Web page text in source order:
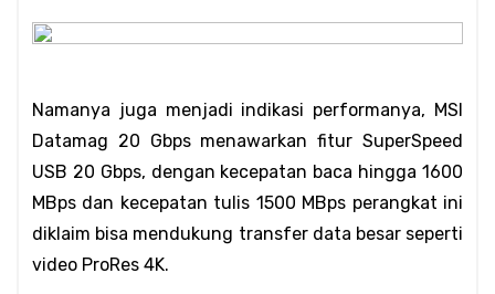
Namanya juga menjadi indikasi performanya, MSI
Datamag 20 Gbps menawarkan fitur SuperSpeed
USB 20 Gbps, dengan kecepatan baca hingga 1600
MBps dan kecepatan tulis 1500 MBps perangkat ini
diklaim bisa mendukung transfer data besar seperti
video ProRes 4K.